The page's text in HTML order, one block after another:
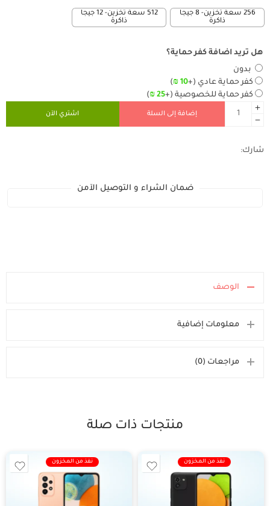
256 سعة تخزين- 8 جيجا
ذاكرة
512 سعة تخزين- 12 جيجا
ذاكرة
هل تريد اضافة كفر حماية؟
بدون
كفر حماية عادي (+
10
₪
)
كفر حماية للخصوصية (+
25
₪
)
إضافة إلى السلة اشتري الآن
شارك:
ضمان الشراء و التوصيل الآمن
الوصف
معلومات إضافية
مراجعات (0)
منتجات ذات صلة
نفذ من المخزون نفذ من المخزون